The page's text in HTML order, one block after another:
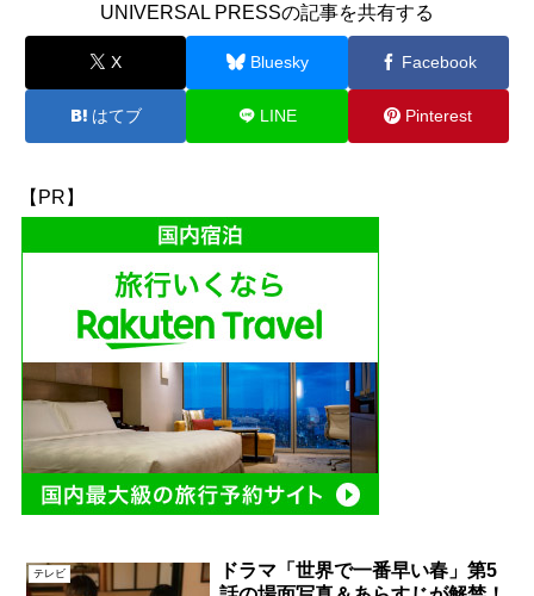
UNIVERSAL PRESSの記事を共有する
X Bluesky Facebook
はてブ LINE Pinterest
【PR】
テレビ
ドラマ「世界で一番早い春」第5